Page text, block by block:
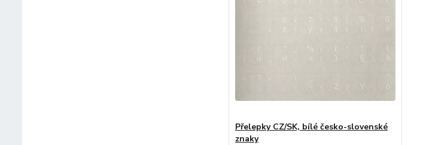
Přelepky CZ/SK, bílé česko-slovenské
znaky